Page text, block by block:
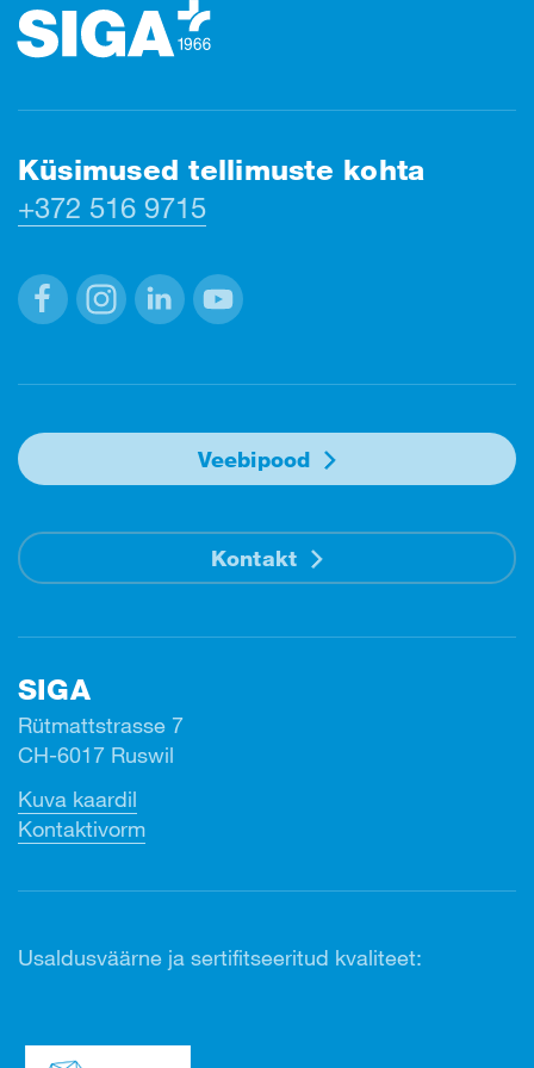
Küsimused tellimuste kohta
+372 516 9715
Veebipood
Kontakt
SIGA
Rütmattstrasse 7
CH-6017 Ruswil
Kuva kaardil
Kontaktivorm
Usaldusväärne ja sertifitseeritud kvaliteet: